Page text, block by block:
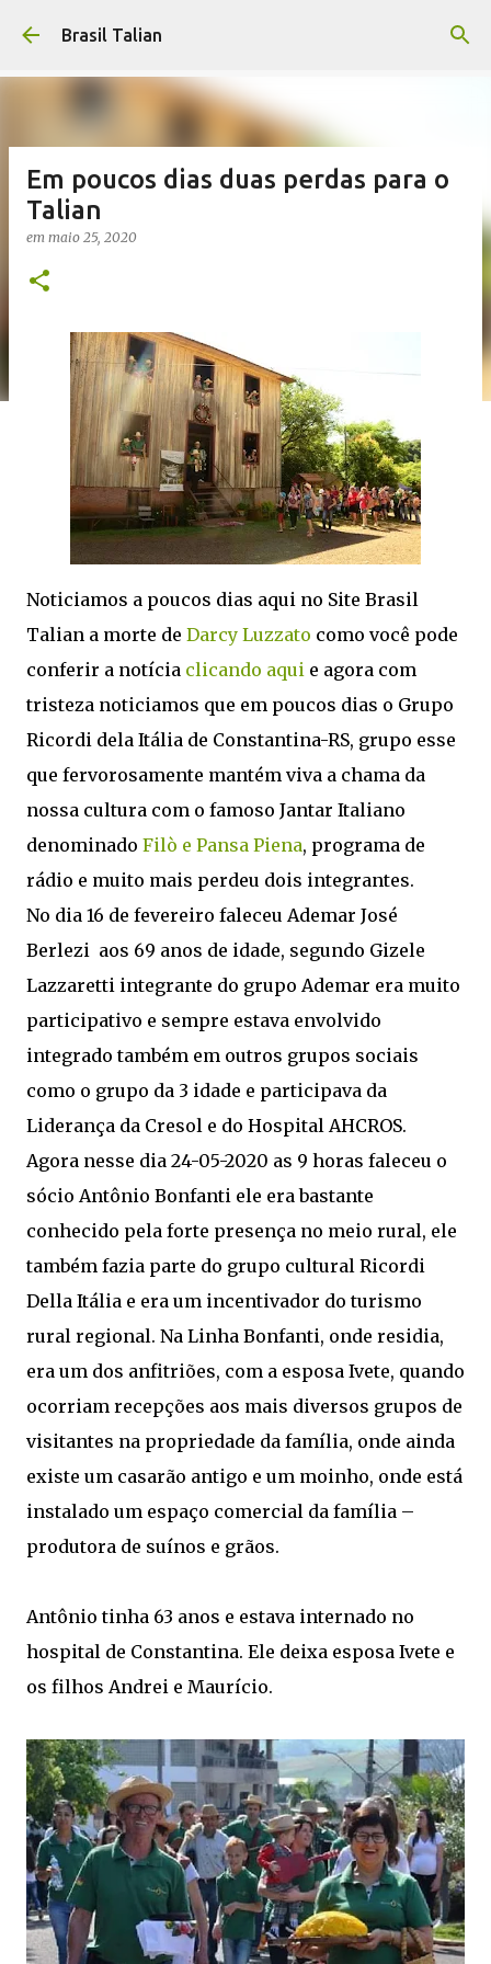
Pular para o conteúdo principal
Brasil Talian
Em poucos dias duas perdas para o
Talian
em maio 25, 2020
Noticiamos a poucos dias aqui no Site Brasil
Talian a morte de Darcy Luzzato como você pode
conferir a notícia clicando aqui e agora com
tristeza noticiamos que em poucos dias o Grupo
Ricordi dela Itália de Constantina-RS, grupo esse
que fervorosamente mantém viva a chama da
nossa cultura com o famoso Jantar Italiano
denominado Filò e Pansa Piena, programa de
rádio e muito mais perdeu dois integrantes.
No dia 16 de fevereiro faleceu Ademar José
Berlezi aos 69 anos de idade, segundo Gizele
Lazzaretti integrante do grupo Ademar era muito
participativo e sempre estava envolvido
integrado também em outros grupos sociais
como o grupo da 3 idade e participava da
Liderança da Cresol e do Hospital AHCROS.
Agora nesse dia 24-05-2020 as 9 horas faleceu o
sócio Antônio Bonfanti ele era bastante
conhecido pela forte presença no meio rural, ele
também fazia parte do grupo cultural Ricordi
Della Itália e era um incentivador do turismo
rural regional. Na Linha Bonfanti, onde residia,
era um dos anfitriões, com a esposa Ivete, quando
ocorriam recepções aos mais diversos grupos de
visitantes na propriedade da família, onde ainda
existe um casarão antigo e um moinho, onde está
instalado um espaço comercial da família –
produtora de suínos e grãos.
Antônio tinha 63 anos e estava internado no
hospital de Constantina. Ele deixa esposa Ivete e
os filhos Andrei e Maurício.